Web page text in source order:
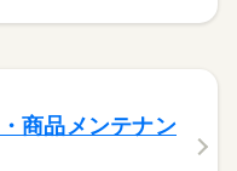
商品メンテナン